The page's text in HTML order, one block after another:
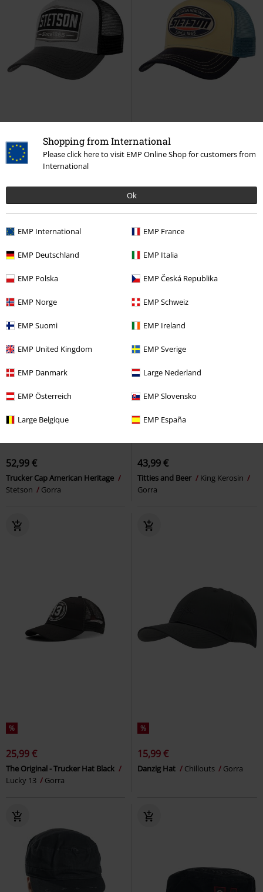
Shopping from International
Please click here to visit EMP Online Shop for customers from
International
Ok
EMP International EMP France
EMP Deutschland EMP Italia
EMP Polska EMP Česká Republika
EMP Norge EMP Schweiz
EMP Suomi EMP Ireland
EMP United Kingdom EMP Sverige
EMP Danmark Large Nederland
EMP Österreich EMP Slovensko
Large Belgique EMP España
Trucker Cap Gasoline
Stetson
Trucker Cap High Speed
Stetson
52,99 €
Trucker Cap American Heritage
Stetson
Gorra
43,99 €
Titties and Beer
King Kerosin
Gorra
%
25,99 €
The Original - Trucker Hat Black
Lucky 13
Gorra
%
15,99 €
Danzig Hat Chillouts Gorra